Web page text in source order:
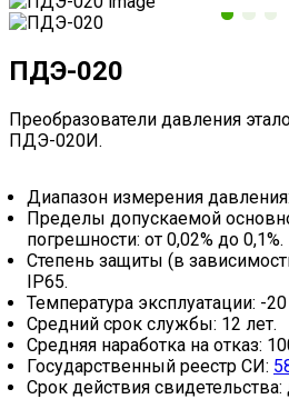
ПДЭ-020
Преобразователи давления
ПДЭ-020И.
Диапазон измерения
Пределы допускаемой
погрешности: от 0,02% до 0,1%.
Степень защиты (в
IP65.
Температура эксплуатации: -20
Средний срок службы: 12 лет.
Средняя наработка на отказ:
Государственный реестр СИ:
Срок действия